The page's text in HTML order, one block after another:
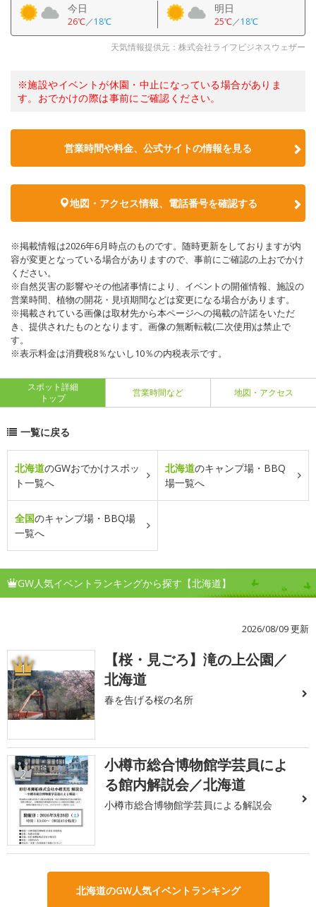
今日
26℃／18℃
明日
25℃／18℃
天気情報提供元：株式会社ライフビジネスウェザー
※施設やイベントが休園・中止になっている場合がありま
す。おでかけの際は事前にご確認ください。
営業時間や料金、公式サイトの情報を見る
地図・アクセス情報、電話番号を確認する
※掲載情報は2026年6月時点のものです。随時更新をしておりますが内
容が変更となっている場合がありますので、事前にご確認の上おでかけ
ください。
※自然災害の影響やその他諸事情により、イベントの開催情報、施設の
営業時間、植物の開花・見頃期間などは変更になる場合があります。
※掲載されている画像は取材先から本ページへの掲載の許諾をいただ
き、提供されたものとなります。画像の無断転載(二次使用)は禁止で
す。
※表示料金は消費税8％ないし10％の内税表示です。
スポット詳細
トップ
営業時間など 地図・アクセス
一覧に戻る
北海道のGWおでかけスポッ
ト一覧へ
北海道のキャンプ場・BBQ
場一覧へ
全国のキャンプ場・BBQ場
一覧へ
GW人気イベントランキングから探す【北海道】
2026/08/09 更新
1
【桜・見ごろ】滝の上公園／
北海道
春を告げる桜の名所
2
小樽市総合博物館学芸員によ
る館内解説会／北海道
小樽市総合博物館学芸員による解説会
北海道のGW人気イベントランキング